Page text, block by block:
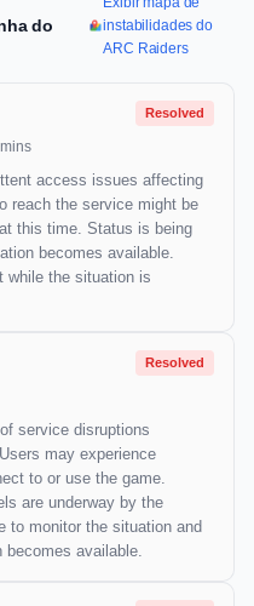
do
instabilidades do
ARC Raiders
Resolved
access issues affecting
reach the service might be
this time. Status is being
becomes available.
while the situation is
Resolved
service disruptions
may experience
to or use the game.
are underway by the
to monitor the situation and
becomes available.